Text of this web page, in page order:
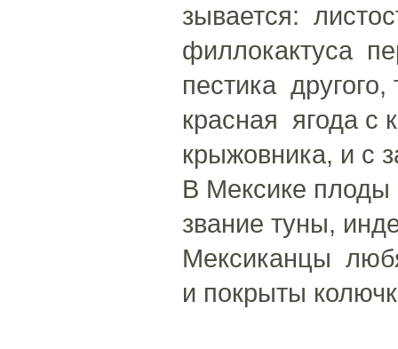
зывается:
филлокактуса
пестика
красная ягода с
крыжовника, и с
В Мексике плоды
звание туны,
Мексиканцы
и покрыты